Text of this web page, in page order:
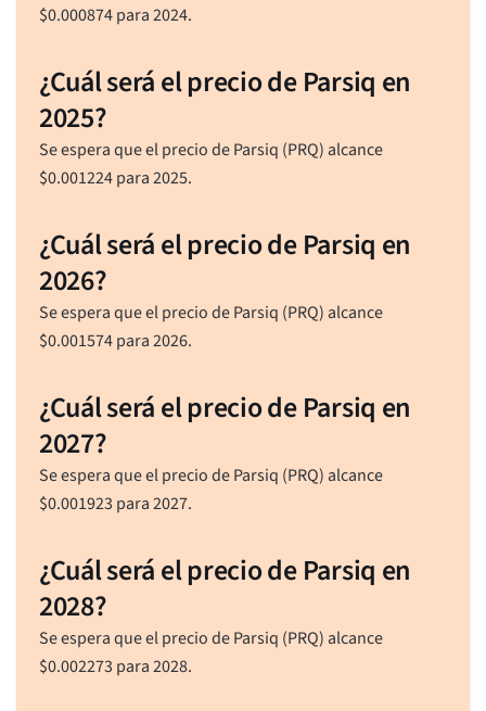
$0.000874para 2024.
¿Cuál será el precio de Parsiq en
2025?
Se espera que el precio de Parsiq (PRQ) alcance
$0.001224para 2025.
¿Cuál será el precio de Parsiq en
2026?
Se espera que el precio de Parsiq (PRQ) alcance
$0.001574para 2026.
¿Cuál será el precio de Parsiq en
2027?
Se espera que el precio de Parsiq (PRQ) alcance
$0.001923 para 2027.
¿Cuál será el precio de Parsiq en
2028?
Se espera que el precio de Parsiq (PRQ) alcance
$0.002273 para 2028.